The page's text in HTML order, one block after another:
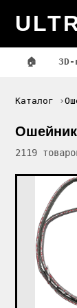
🏠 3D-
Каталог
2119